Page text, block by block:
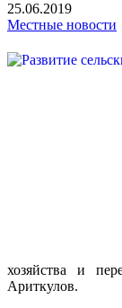
25.06.2019
Местные новости
хозяйства и
Ариткулов.